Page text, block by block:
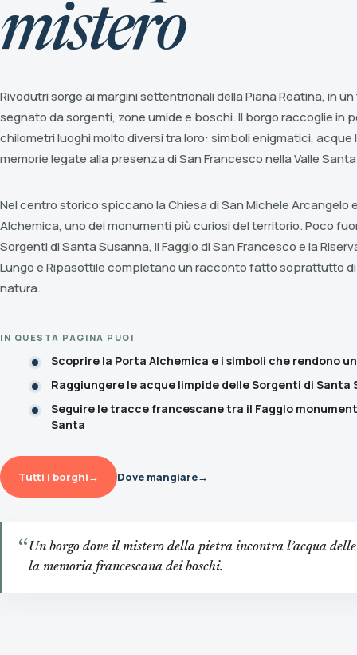
mistero
Rivodutri sorge ai margini settentrionali della Piana Reatina, in
segnato da sorgenti, zone umide e boschi. Il borgo raccoglie in
chilometri luoghi molto diversi tra loro: simboli enigmatici, acque
memorie legate alla presenza di San Francesco nella Valle
Nel centro storico spiccano la Chiesa di San Michele Arcangelo
Alchemica, uno dei monumenti più curiosi del territorio. Poco
Sorgenti di Santa Susanna, il Faggio di San Francesco e la
Lungo e Ripasottile completano un racconto fatto soprattutto
natura.
IN QUESTA PAGINA PUOI
Scoprire la Porta Alchemica e i simboli che rendono
Raggiungere le acque limpide delle Sorgenti di Santa
Seguire le tracce francescane tra il Faggio
Santa
Tutti i borghi→ Dove mangiare→
“Un borgo dove il mistero della pietra incontra l’acqua
la memoria francescana dei boschi.